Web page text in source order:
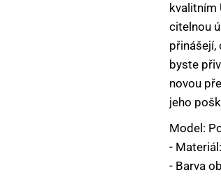
OBALOVAČKY A PASTY
PLASTOVÉ
kvalitním
citelnou
přinášejí,
byste
novou
jeho
Model:
-
- Barva